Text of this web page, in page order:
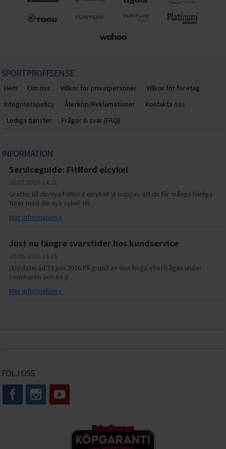
SPORTPROFFSEN.SE
Hem Om oss Villkor för privatpersoner
Villkor för företag
Integritetspolicy
Återköp/Reklamationer
Kontakta oss
Lediga tjänster
Frågor & svar (FAQ)
INFORMATION
Serviceguide: FitNord elcykel
06.07.2026 14.31
Grattis till din nya FitNord elcykel! Vi hoppas att du får många härliga
turer med din nya cykel. Hä…
Mer information »
Just nu längre svarstider hos kundservice
30.06.2026 14.15
Uppdaterad 29 juni 2026 På grund av den höga efterfrågan under
sommaren och en p…
Mer information »
FÖLJ OSS